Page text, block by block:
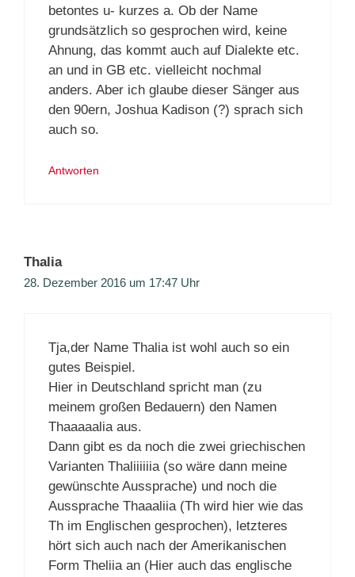
betontes u- kurzes a. Ob der Name
grundsätzlich so gesprochen wird, keine
Ahnung, das kommt auch auf Dialekte etc.
an und in GB etc. vielleicht nochmal
anders. Aber ich glaube dieser Sänger aus
den 90ern, Joshua Kadison (?) sprach sich
auch so.
Antworten
Thalia
28. Dezember 2016 um 17:47 Uhr
Tja,der Name Thalia ist wohl auch so ein
gutes Beispiel.
Hier in Deutschland spricht man (zu
meinem großen Bedauern) den Namen
Thaaaaalia aus.
Dann gibt es da noch die zwei griechischen
Varianten Thaliiiiiia (so wäre dann meine
gewünschte Aussprache) und noch die
Aussprache Thaaaliia (Th wird hier wie das
Th im Englischen gesprochen), letzteres
hört sich auch nach der Amerikanischen
Form Theliia an (Hier auch das englische